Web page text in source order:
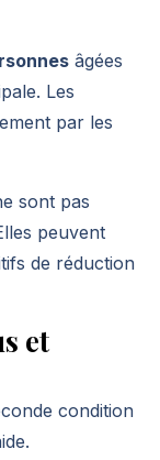
âgées
Les
par les
sont pas
peuvent
de réduction
et
condition